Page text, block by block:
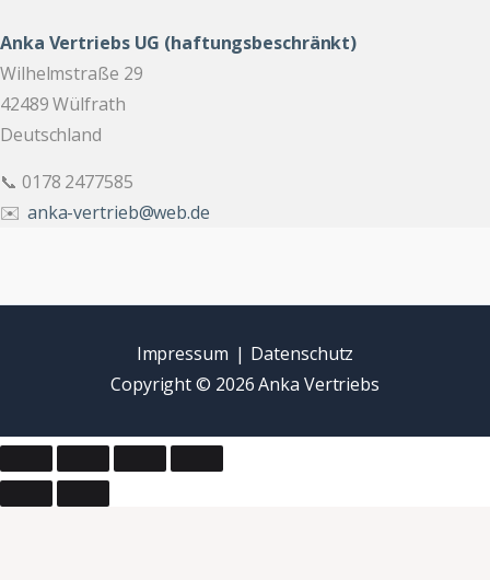
Anka Vertriebs UG (haftungsbeschränkt)
Wilhelmstraße 29
42489 Wülfrath
Deutschland
📞 0178 2477585
✉️ anka-vertrieb@web.de
Impressum | Datenschutz
Copyright © 2026 Anka Vertriebs